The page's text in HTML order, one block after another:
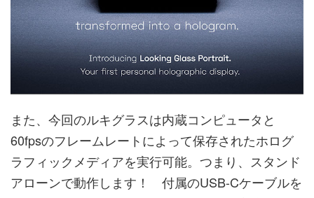
また、今回のルキグラスは内蔵コンピュータと
60fpsのフレームレートによって保存されたホログ
ラフィックメディアを実行可能。つまり、スタンド
アローンで動作します！ 付属のUSB-Cケーブルを